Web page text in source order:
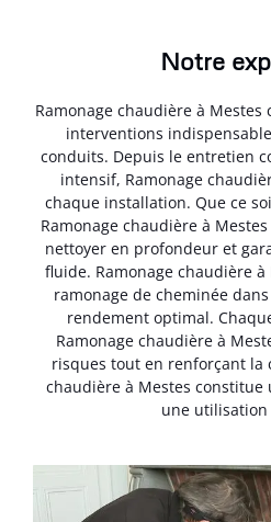
Notre
Ramonage chaudière à Mestes
interventions
conduits. Depuis le entretien
intensif, Ramonage
chaque installation. Que ce
Ramonage chaudière à
nettoyer en profondeur et
fluide. Ramonage chaudière
ramonage de cheminée
rendement optimal.
Ramonage chaudière à
risques tout en renforçant la
chaudière à Mestes
une utilisation